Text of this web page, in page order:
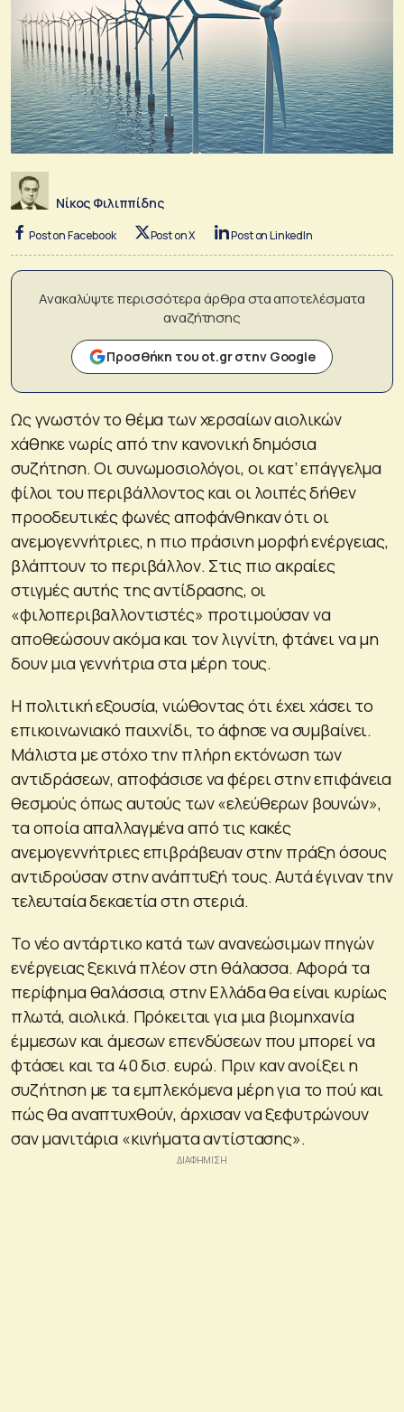
Νίκος Φιλιππίδης
Post on Facebook Post on X Post on LinkedIn
Ανακαλύψτε περισσότερα άρθρα στα αποτελέσματα
αναζήτησης
Προσθήκη του ot.gr στην Google
Ως γνωστόν το θέμα των χερσαίων αιολικών
χάθηκε νωρίς από την κανονική δημόσια
συζήτηση. Οι συνωμοσιολόγοι, οι κατ’ επάγγελμα
φίλοι του περιβάλλοντος και οι λοιπές δήθεν
προοδευτικές φωνές αποφάνθηκαν ότι οι
ανεμογεννήτριες, η πιο πράσινη μορφή ενέργειας,
βλάπτουν το περιβάλλον. Στις πιο ακραίες
στιγμές αυτής της αντίδρασης, οι
«φιλοπεριβαλλοντιστές» προτιμούσαν να
αποθεώσουν ακόμα και τον λιγνίτη, φτάνει να μη
δουν μια γεννήτρια στα μέρη τους.
Η πολιτική εξουσία, νιώθοντας ότι έχει χάσει το
επικοινωνιακό παιχνίδι, το άφησε να συμβαίνει.
Μάλιστα με στόχο την πλήρη εκτόνωση των
αντιδράσεων, αποφάσισε να φέρει στην επιφάνεια
θεσμούς όπως αυτούς των «ελεύθερων βουνών»,
τα οποία απαλλαγμένα από τις κακές
ανεμογεννήτριες επιβράβευαν στην πράξη όσους
αντιδρούσαν στην ανάπτυξή τους. Αυτά έγιναν την
τελευταία δεκαετία στη στεριά.
Το νέο αντάρτικο κατά των ανανεώσιμων πηγών
ενέργειας ξεκινά πλέον στη θάλασσα. Αφορά τα
περίφημα θαλάσσια, στην Ελλάδα θα είναι κυρίως
πλωτά, αιολικά. Πρόκειται για μια βιομηχανία
έμμεσων και άμεσων επενδύσεων που μπορεί να
φτάσει και τα 40 δισ. ευρώ. Πριν καν ανοίξει η
συζήτηση με τα εμπλεκόμενα μέρη για το πού και
πώς θα αναπτυχθούν, άρχισαν να ξεφυτρώνουν
σαν μανιτάρια «κινήματα αντίστασης».